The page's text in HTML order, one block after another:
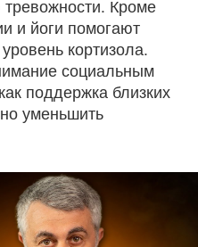
Кроме
и йоги помогают
кортизола.
социальным
поддержка близких
уменьшить